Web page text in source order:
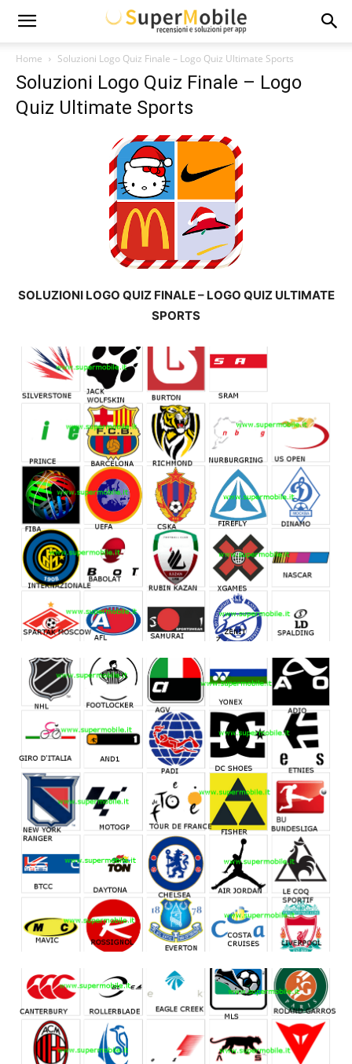
Super
Mobile
Home Soluzioni Logo Quiz Finale – Logo Quiz Ultimate Sports
Soluzioni Logo Quiz Finale – Logo
Quiz Ultimate Sports
SOLUZIONI LOGO QUIZ FINALE – LOGO QUIZ ULTIMATE
SPORTS